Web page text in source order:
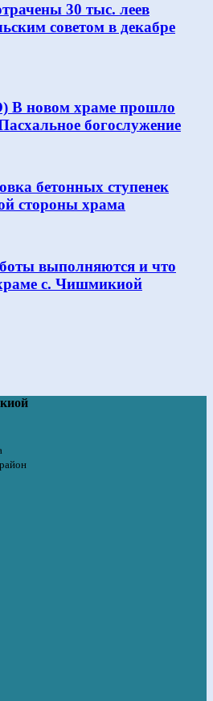
30 тыс. леев
советом в декабре
новом храме прошло
богослужение
бетонных ступенек
стороны храма
выполняются и что
с. Чишмикиой